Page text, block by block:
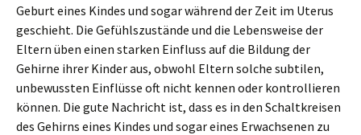
Geburt eines Kindes und sogar während der Zeit im Uterus
geschieht. Die Gefühlszustände und die Lebensweise der
Eltern üben einen starken Einfluss auf die Bildung der
Gehirne ihrer Kinder aus, obwohl Eltern solche subtilen,
unbewussten Einflüsse oft nicht kennen oder kontrollieren
können. Die gute Nachricht ist, dass es in den Schaltkreisen
des Gehirns eines Kindes und sogar eines Erwachsenen zu